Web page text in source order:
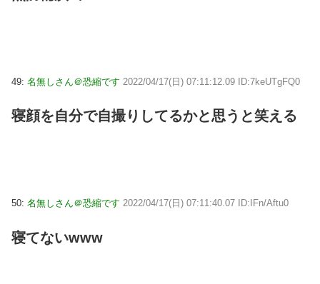
49: 名無しさん＠恐縮です 2022/04/17(日) 07:11:12.09 ID:7keUTgFQ0
寝顔を自分で自撮りしてるかと思うと笑える
50: 名無しさん＠恐縮です 2022/04/17(日) 07:11:40.07 ID:IFn/Aftu0
寝てないwww